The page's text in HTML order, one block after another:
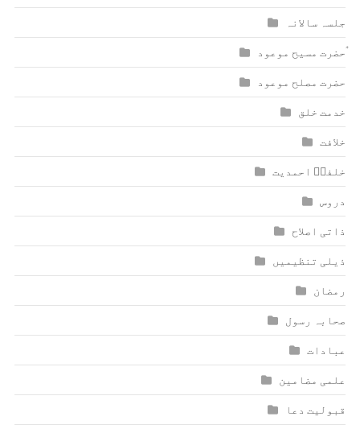
جلسہ سالانہ
ٰؑحضرت مسیح موعود
حضرت مصلح موعود
خدمت خلق
خلافت
خلفاؑ احمدیت
دروس
ذاتی اصلاح
ذیلی تنظیمیں
رمضان
صحابہ رسول
عبادات
علمی مضامین
قبولیت دعا